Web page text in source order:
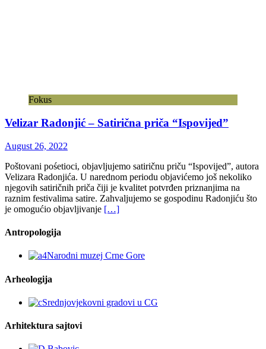
Fokus
Velizar Radonjić – Satirična priča “Ispovijed”
August 26, 2022
Poštovani pośetioci, objavljujemo satiričnu priču “Ispovijed”, autora
Velizara Radonjića. U narednom periodu objavićemo još nekoliko
njegovih satiričnih priča čiji je kvalitet potvrđen priznanjima na
raznim festivalima satire. Zahvaljujemo se gospodinu Radonjiću što
je omogućio objavljivanje […]
Antropologija
Arheologija
Arhitektura sajtovi